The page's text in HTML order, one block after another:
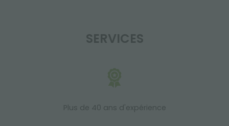
SERVICES
Plus de 40 ans d'expérience